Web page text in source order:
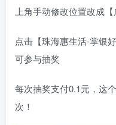
上角手动修改位置改成【
点击【珠海惠生活-掌银
可参与抽奖
每次抽奖支付0.1元，这
次！